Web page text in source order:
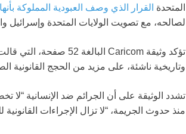
المتحدة القرار الذي وصف العبودية المملوكة
لصالحه، مع تصويت الولايات المتحدة وإسرائيل
تؤكد وثيقة Caricom البالغة 52 صفحة، التي قالت
وتاريخية ناشئة، على مزيد من الحجج
تشدد الوثيقة على أن الجرائم ضد الإنسانية
منذ حدوث الجريمة، “لا تزال الإجراءات القانونية